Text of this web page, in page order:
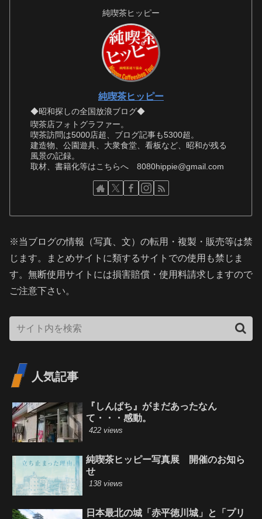
純喫茶ヒッピー
純喫茶ヒッピー
◆昭和探しの全国放浪ブログ◆
喫茶店フォトグラファー。
喫茶訪問は5000店超、ブログ記事も5300超。
建造物、公園遊具、大衆食堂、看板など、昭和が残る
風景の記録。
取材、書籍化等はこちらへ 8080hippie@gmail.com
※当ブログの情報（写真、文）の転用・複製・販売等は禁
じます。まとめサイトに類するサイトでの使用も禁じま
す。無断使用サイトには損害賠償・使用料請求しますので
ご注意下さい。
人気記事
『しんぱち』がまだあったなん
て・・・感動。
422 views
純喫茶ヒッピー写真展 開催のお知ら
せ
138 views
日本最北の城「赤平徳川城」と「プリ